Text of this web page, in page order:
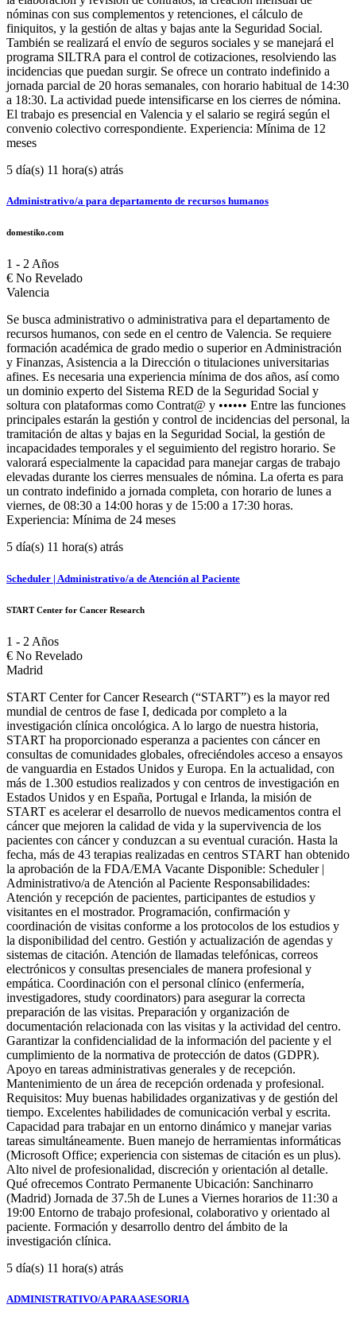
nóminas con sus complementos y retenciones, el cálculo de
finiquitos, y la gestión de altas y bajas ante la Seguridad Social.
También se realizará el envío de seguros sociales y se manejará el
programa SILTRA para el control de cotizaciones, resolviendo las
incidencias que puedan surgir. Se ofrece un contrato indefinido a
jornada parcial de 20 horas semanales, con horario habitual de 14:30
a 18:30. La actividad puede intensificarse en los cierres de nómina.
El trabajo es presencial en Valencia y el salario se regirá según el
convenio colectivo correspondiente. Experiencia: Mínima de 12
meses
5 día(s) 11 hora(s) atrás
Administrativo/a para departamento de recursos humanos
domestiko.com
1 - 2 Años
€ No Revelado
Valencia
Se busca administrativo o administrativa para el departamento de
recursos humanos, con sede en el centro de Valencia. Se requiere
formación académica de grado medio o superior en Administración
y Finanzas, Asistencia a la Dirección o titulaciones universitarias
afines. Es necesaria una experiencia mínima de dos años, así como
un dominio experto del Sistema RED de la Seguridad Social y
soltura con plataformas como Contrat@ y •••••• Entre las funciones
principales estarán la gestión y control de incidencias del personal, la
tramitación de altas y bajas en la Seguridad Social, la gestión de
incapacidades temporales y el seguimiento del registro horario. Se
valorará especialmente la capacidad para manejar cargas de trabajo
elevadas durante los cierres mensuales de nómina. La oferta es para
un contrato indefinido a jornada completa, con horario de lunes a
viernes, de 08:30 a 14:00 horas y de 15:00 a 17:30 horas.
Experiencia: Mínima de 24 meses
5 día(s) 11 hora(s) atrás
Scheduler | Administrativo/a de Atención al Paciente
START Center for Cancer Research
1 - 2 Años
€ No Revelado
Madrid
START Center for Cancer Research (“START”) es la mayor red
mundial de centros de fase I, dedicada por completo a la
investigación clínica oncológica. A lo largo de nuestra historia,
START ha proporcionado esperanza a pacientes con cáncer en
consultas de comunidades globales, ofreciéndoles acceso a ensayos
de vanguardia en Estados Unidos y Europa. En la actualidad, con
más de 1.300 estudios realizados y con centros de investigación en
Estados Unidos y en España, Portugal e Irlanda, la misión de
START es acelerar el desarrollo de nuevos medicamentos contra el
cáncer que mejoren la calidad de vida y la supervivencia de los
pacientes con cáncer y conduzcan a su eventual curación. Hasta la
fecha, más de 43 terapias realizadas en centros START han obtenido
la aprobación de la FDA/EMA Vacante Disponible: Scheduler |
Administrativo/a de Atención al Paciente Responsabilidades:
Atención y recepción de pacientes, participantes de estudios y
visitantes en el mostrador. Programación, confirmación y
coordinación de visitas conforme a los protocolos de los estudios y
la disponibilidad del centro. Gestión y actualización de agendas y
sistemas de citación. Atención de llamadas telefónicas, correos
electrónicos y consultas presenciales de manera profesional y
empática. Coordinación con el personal clínico (enfermería,
investigadores, study coordinators) para asegurar la correcta
preparación de las visitas. Preparación y organización de
documentación relacionada con las visitas y la actividad del centro.
Garantizar la confidencialidad de la información del paciente y el
cumplimiento de la normativa de protección de datos (GDPR).
Apoyo en tareas administrativas generales y de recepción.
Mantenimiento de un área de recepción ordenada y profesional.
Requisitos: Muy buenas habilidades organizativas y de gestión del
tiempo. Excelentes habilidades de comunicación verbal y escrita.
Capacidad para trabajar en un entorno dinámico y manejar varias
tareas simultáneamente. Buen manejo de herramientas informáticas
(Microsoft Office; experiencia con sistemas de citación es un plus).
Alto nivel de profesionalidad, discreción y orientación al detalle.
Qué ofrecemos Contrato Permanente Ubicación: Sanchinarro
(Madrid) Jornada de 37.5h de Lunes a Viernes horarios de 11:30 a
19:00 Entorno de trabajo profesional, colaborativo y orientado al
paciente. Formación y desarrollo dentro del ámbito de la
investigación clínica.
5 día(s) 11 hora(s) atrás
ADMINISTRATIVO/A PARA ASESORIA